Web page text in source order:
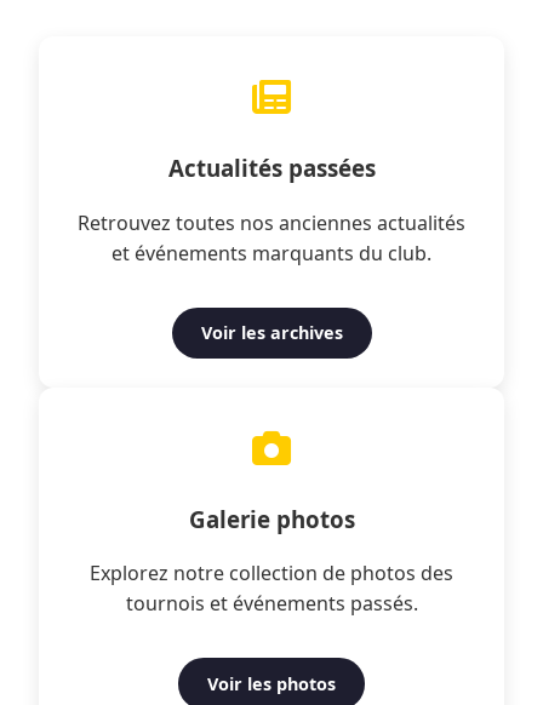
Actualités passées
Retrouvez toutes nos anciennes actualités
et événements marquants du club.
Voir les archives
Galerie photos
Explorez notre collection de photos des
tournois et événements passés.
Voir les photos